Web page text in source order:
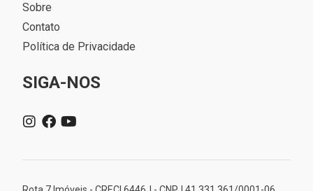
Sobre
Contato
Política de Privacidade
SIGA-NOS